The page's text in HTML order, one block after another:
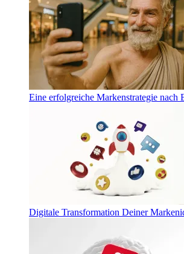
Eine erfolgreiche Markenstrategie nach
Digitale Transformation Deiner